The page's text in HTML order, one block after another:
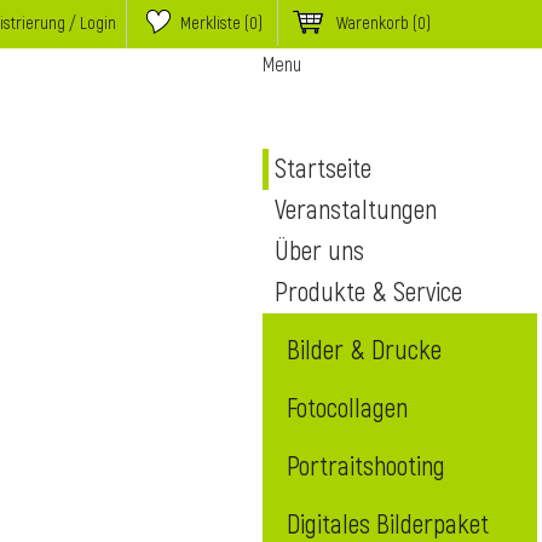
/ Login Merkliste (0) Warenkorb (0)
Menu
Startseite
Veranstaltungen
Über uns
Produkte & Service
Bilder & Drucke
Fotocollagen
Portraitshooting
Digitales Bilderpaket